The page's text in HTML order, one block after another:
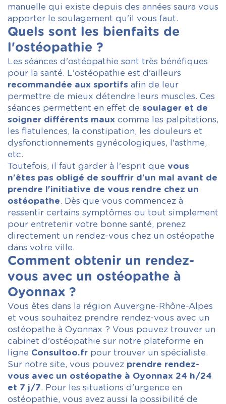
manuelle qui existe depuis des années saura vous
apporter le soulagement qu'il vous faut.
Quels sont les bienfaits de
l'ostéopathie ?
Les séances d'ostéopathie sont très bénéfiques
pour la santé. L'ostéopathie est d'ailleurs
recommandée aux sportifs afin de leur
permettre de mieux détendre leurs muscles. Ces
séances permettent en effet de soulager et de
soigner différents maux comme les palpitations,
les flatulences, la constipation, les douleurs et
dysfonctionnements gynécologiques, l'asthme,
etc.
Toutefois, il faut garder à l'esprit que vous
n'êtes pas obligé de souffrir d'un mal avant de
prendre l'initiative de vous rendre chez un
ostéopathe. Dès que vous commencez à
ressentir certains symptômes ou tout simplement
pour entretenir votre bonne santé, prenez
directement un rendez-vous chez un ostéopathe
dans votre ville.
Comment obtenir un rendez-
vous avec un ostéopathe à
Oyonnax ?
Vous êtes dans la région Auvergne-Rhône-Alpes
et vous souhaitez prendre rendez-vous avec un
ostéopathe à Oyonnax ? Vous pouvez trouver un
cabinet d'ostéopathie sur notre plateforme en
ligne Consultoo.fr pour trouver un spécialiste.
Sur notre site, vous pouvez prendre rendez-
vous avec un ostéopathe à Oyonnax 24 h/24
et 7 j/7. Pour les situations d'urgence en
ostéopathie, vous avez aussi la possibilité de